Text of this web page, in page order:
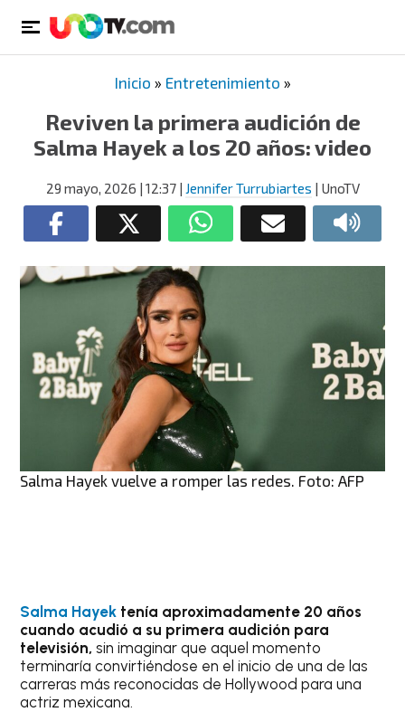
Inicio » Entretenimiento »
Reviven la primera audición de
Salma Hayek a los 20 años: video
29 mayo, 2026 | 12:37| Jennifer Turrubiartes | UnoTV
Salma Hayek vuelve a romper las redes. Foto: AFP
Salma Hayek tenía aproximadamente 20 años
cuando acudió a su primera audición para
televisión, sin imaginar que aquel momento
terminaría convirtiéndose en el inicio de una de las
carreras más reconocidas de Hollywood para una
actriz mexicana.